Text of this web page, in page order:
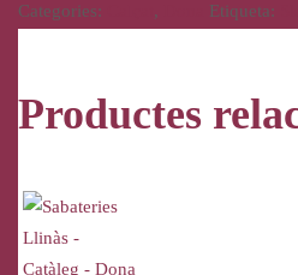
Categories: , Etiqueta:
Productes